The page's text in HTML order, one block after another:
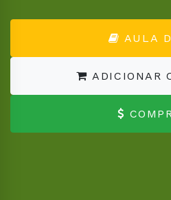
AULA
ADICIONAR